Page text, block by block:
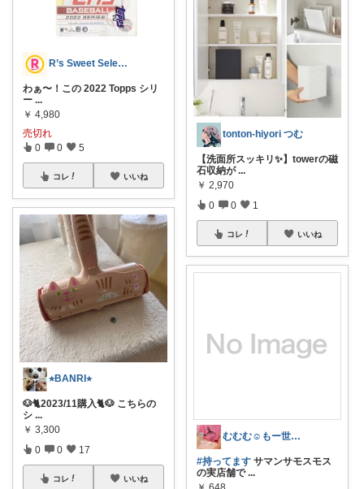
R’s Sweet Select💗🍮
わぁ〜！この 2022 Topps シリ
ー ...
￥ 4,980
売切れ
0 0 5
コレ いいね
⭐︎BANRI⭐︎
🐶🐈2023/11購入🐈🐶 こちらの
シ ...
￥ 3,300
0 0 17
コレ いいね
tonton-hiyori つむ
【洗面所スッキリ✨】towerの磁
石収納が ...
￥ 2,970
0 0 1
コレ いいね
むむむ‪‪☺︎もー世の中ほしいものだらけ
#持ってます サマンサモスモス
の実店舗で ...